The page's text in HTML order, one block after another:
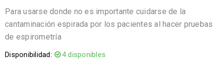
Para usarse donde no es importante cuidarse de la
cantaminación espirada por los pacientes al hacer pruebas
de espirometría
Disponibilidad: 4 disponibles